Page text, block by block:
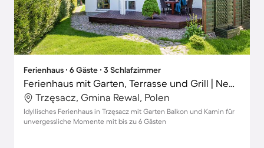
Ferienhaus ∙ 6 Gäste ∙ 3 Schlafzimmer
Ferienhaus mit Garten, Terrasse und Grill | Neben dem Strand
Trzęsacz, Gmina Rewal, Polen
Idyllisches Ferienhaus in Trzęsacz mit Garten Balkon und Kamin für
unvergessliche Momente mit bis zu 6 Gästen